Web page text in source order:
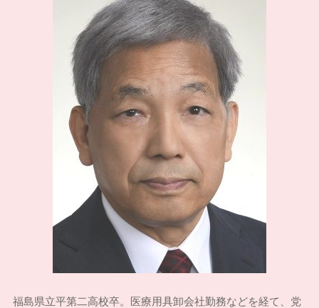
福島県立平第二高校卒。医療用具卸会社勤務などを経て、党